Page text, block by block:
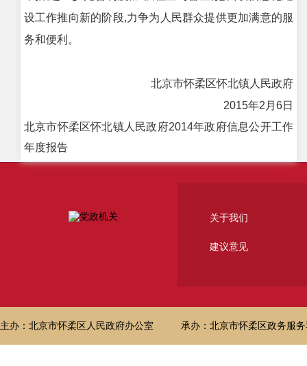
设工作推向新的阶段,力争为人民群众提供更加满意的服
务和便利。
北京市怀柔区怀北镇人民政府
2015年2月6日
北京市怀柔区怀北镇人民政府2014年政府信息公开工作
年度报告
关于我们
建议意见
主办：北京市怀柔区人民政府办公室 承办：北京市怀柔区政务服